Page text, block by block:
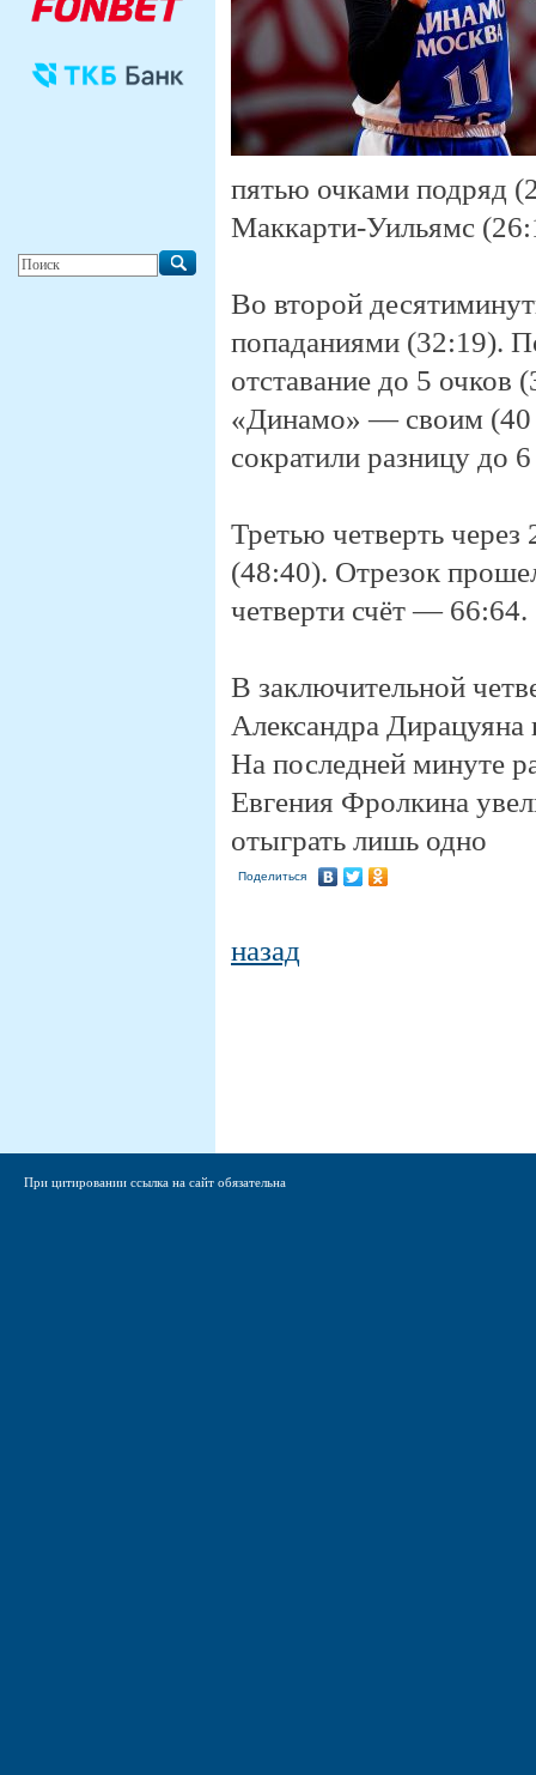
пятью очками подряд
Маккарти‑Уильямс
Во второй
попаданиями (32:19).
отставание до 5
«Динамо» — своим (40
сократили разницу до
Третью четверть
(48:40). Отрезок
четверти счёт — 66:64.
В заключительной
Александра
На последней минуте
Евгения Фролкина
отыграть лишь одно
Поделиться
назад
При цитировании ссылка на сайт обязательна